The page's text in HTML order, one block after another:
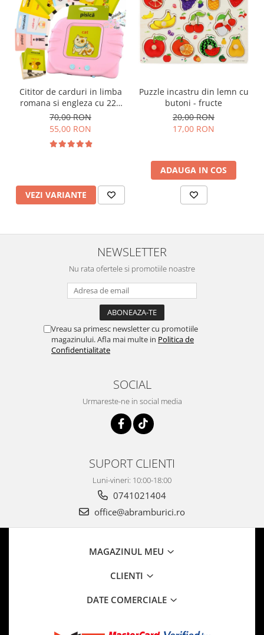
Cititor de carduri in limba
romana si engleza cu 224
de imagini si sunete,
incarcare USB
70,00 RON
55,00 RON
VEZI VARIANTE
Puzzle incastru din lemn cu
butoni - fructe
20,00 RON
17,00 RON
ADAUGA IN COS
NEWSLETTER
Nu rata ofertele si promotiile noastre
Vreau sa primesc newsletter cu promotiile
magazinului. Afla mai multe in Politica de
Confidentialitate
SOCIAL
Urmareste-ne in social media
SUPORT CLIENTI
Luni-vineri: 10:00-18:00
0741021404
office@abramburici.ro
MAGAZINUL MEU
CLIENTI
DATE COMERCIALE